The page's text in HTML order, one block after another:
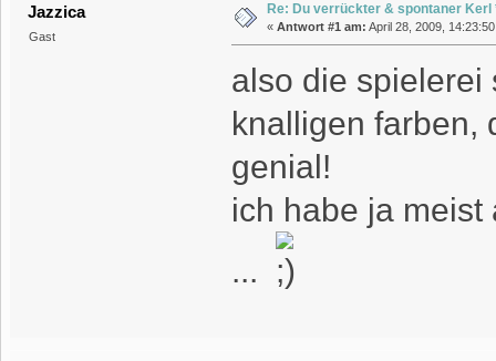
Jazzica
Gast
Re: Du verrückter & spontaner Kerl
« Antwort #1 am: April 28, 2009,
also die spielerei
knalligen farben,
genial!
ich habe ja
...